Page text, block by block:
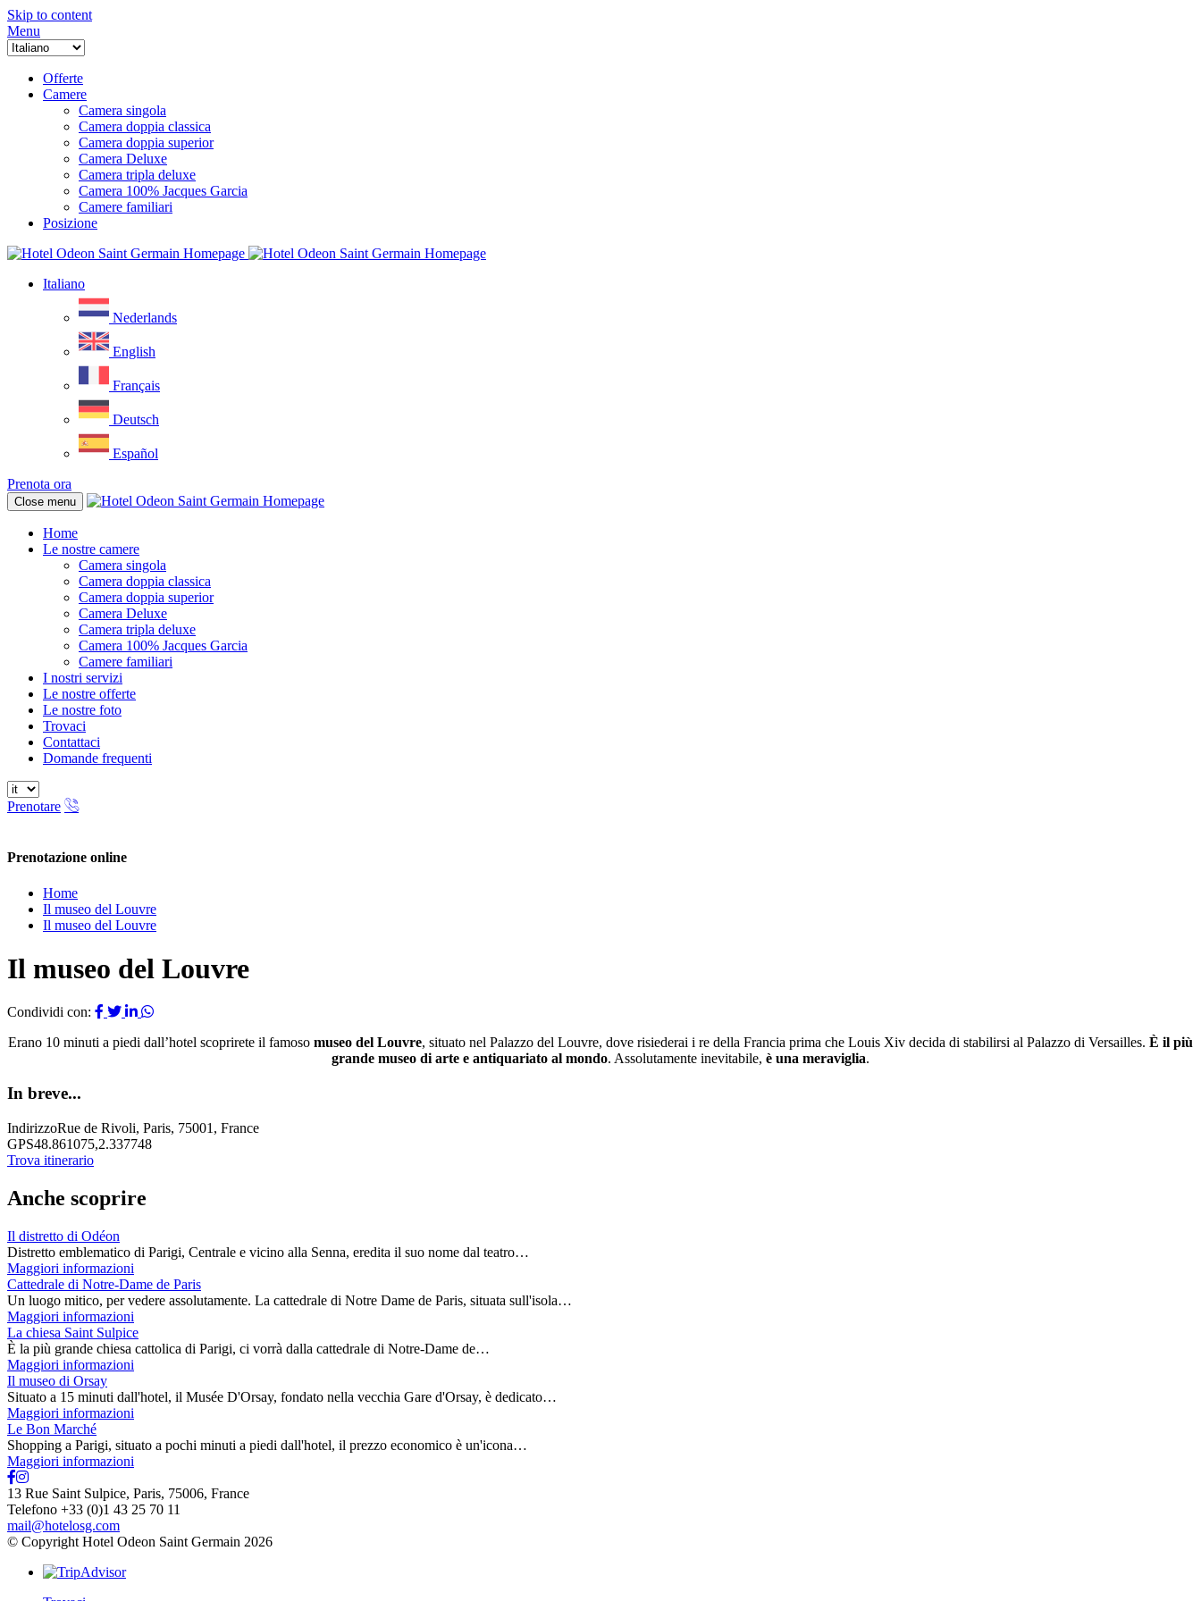
Skip to content
Menu
Offerte
Camere
Camera singola
Camera doppia classica
Camera doppia superior
Camera Deluxe
Camera tripla deluxe
Camera 100% Jacques Garcia
Camere familiari
Posizione
Italiano
Nederlands
English
Français
Deutsch
Español
Prenota ora
Close menu
Home
Le nostre camere
Camera singola
Camera doppia classica
Camera doppia superior
Camera Deluxe
Camera tripla deluxe
Camera 100% Jacques Garcia
Camere familiari
I nostri servizi
Le nostre offerte
Le nostre foto
Trovaci
Contattaci
Domande frequenti
Prenotare
Prenotazione online
ChiudiHome
Il museo del Louvre
Il museo del Louvre
Il museo del Louvre
Condividi con:
Erano 10 minuti a piedi dall’hotel scoprirete il famoso museo del Louvre, situato nel Palazzo del Louvre, dove risiederai i re della Francia prima che Louis Xiv decida di stabilirsi al Palazzo di Versailles. È il più
grande museo di arte e antiquariato al mondo. Assolutamente inevitabile, è una meraviglia.
In breve...
IndirizzoRue de Rivoli, Paris, 75001, France
GPS48.861075,2.337748
Trova itinerario
Anche scoprire
Il distretto di Odéon
Distretto emblematico di Parigi, Centrale e vicino alla Senna, eredita il suo nome dal teatro…
Maggiori informazioni
Cattedrale di Notre-Dame de Paris
Un luogo mitico, per vedere assolutamente. La cattedrale di Notre Dame de Paris, situata sull'isola…
Maggiori informazioni
La chiesa Saint Sulpice
È la più grande chiesa cattolica di Parigi, ci vorrà dalla cattedrale di Notre-Dame de…
Maggiori informazioni
Il museo di Orsay
Situato a 15 minuti dall'hotel, il Musée D'Orsay, fondato nella vecchia Gare d'Orsay, è dedicato…
Maggiori informazioni
Le Bon Marché
Shopping a Parigi, situato a pochi minuti a piedi dall'hotel, il prezzo economico è un'icona…
Maggiori informazioni
13 Rue Saint Sulpice, Paris, 75006, France
Telefono +33 (0)1 43 25 70 11
mail@hotelosg.com
© Copyright Hotel Odeon Saint Germain 2026